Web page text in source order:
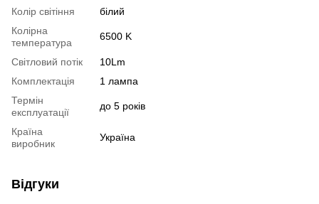
Колір світіння
білий
Колірна
температура
6500 K
Світловий потік
10Lm
Комплектація
1 лампа
Термін
експлуатації
до 5 років
Країна
виробник
Україна
Відгуки